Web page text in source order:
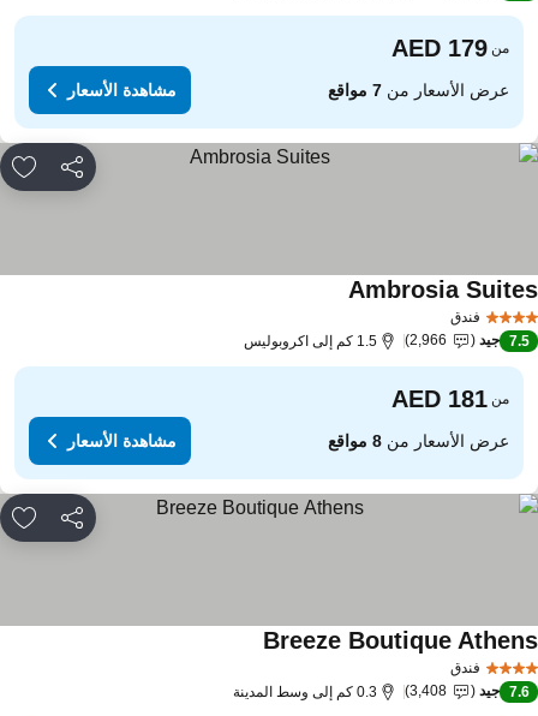
من
عرض الأسعار من7 مواقع مشاهدة الأسعار
مشاركة
فندق
Ambrosia مشاهدة الأسعار
7.5 جيد 2,966 1.5 كم إلى اكروبوليس
من
عرض الأسعار من8 مواقع مشاهدة الأسعار
مشاركة
فندق
Breeze Boutiqueمشاهدة الأسعار
7.6 جيد 3,408 0.3 كم إلى وسط المدينة